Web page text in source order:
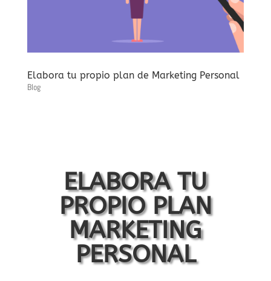
Elabora tu propio plan de Marketing Personal
Blog
ELABORA TU
PROPIO PLAN
MARKETING
PERSONAL